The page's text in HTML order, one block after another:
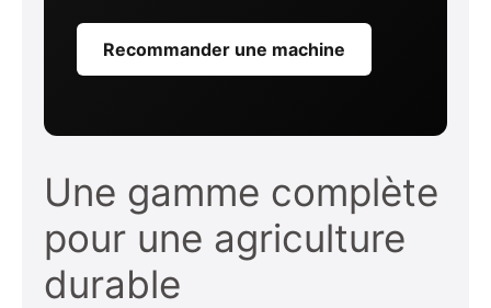
Recommander une machine
Une gamme complète
pour une agriculture
durable